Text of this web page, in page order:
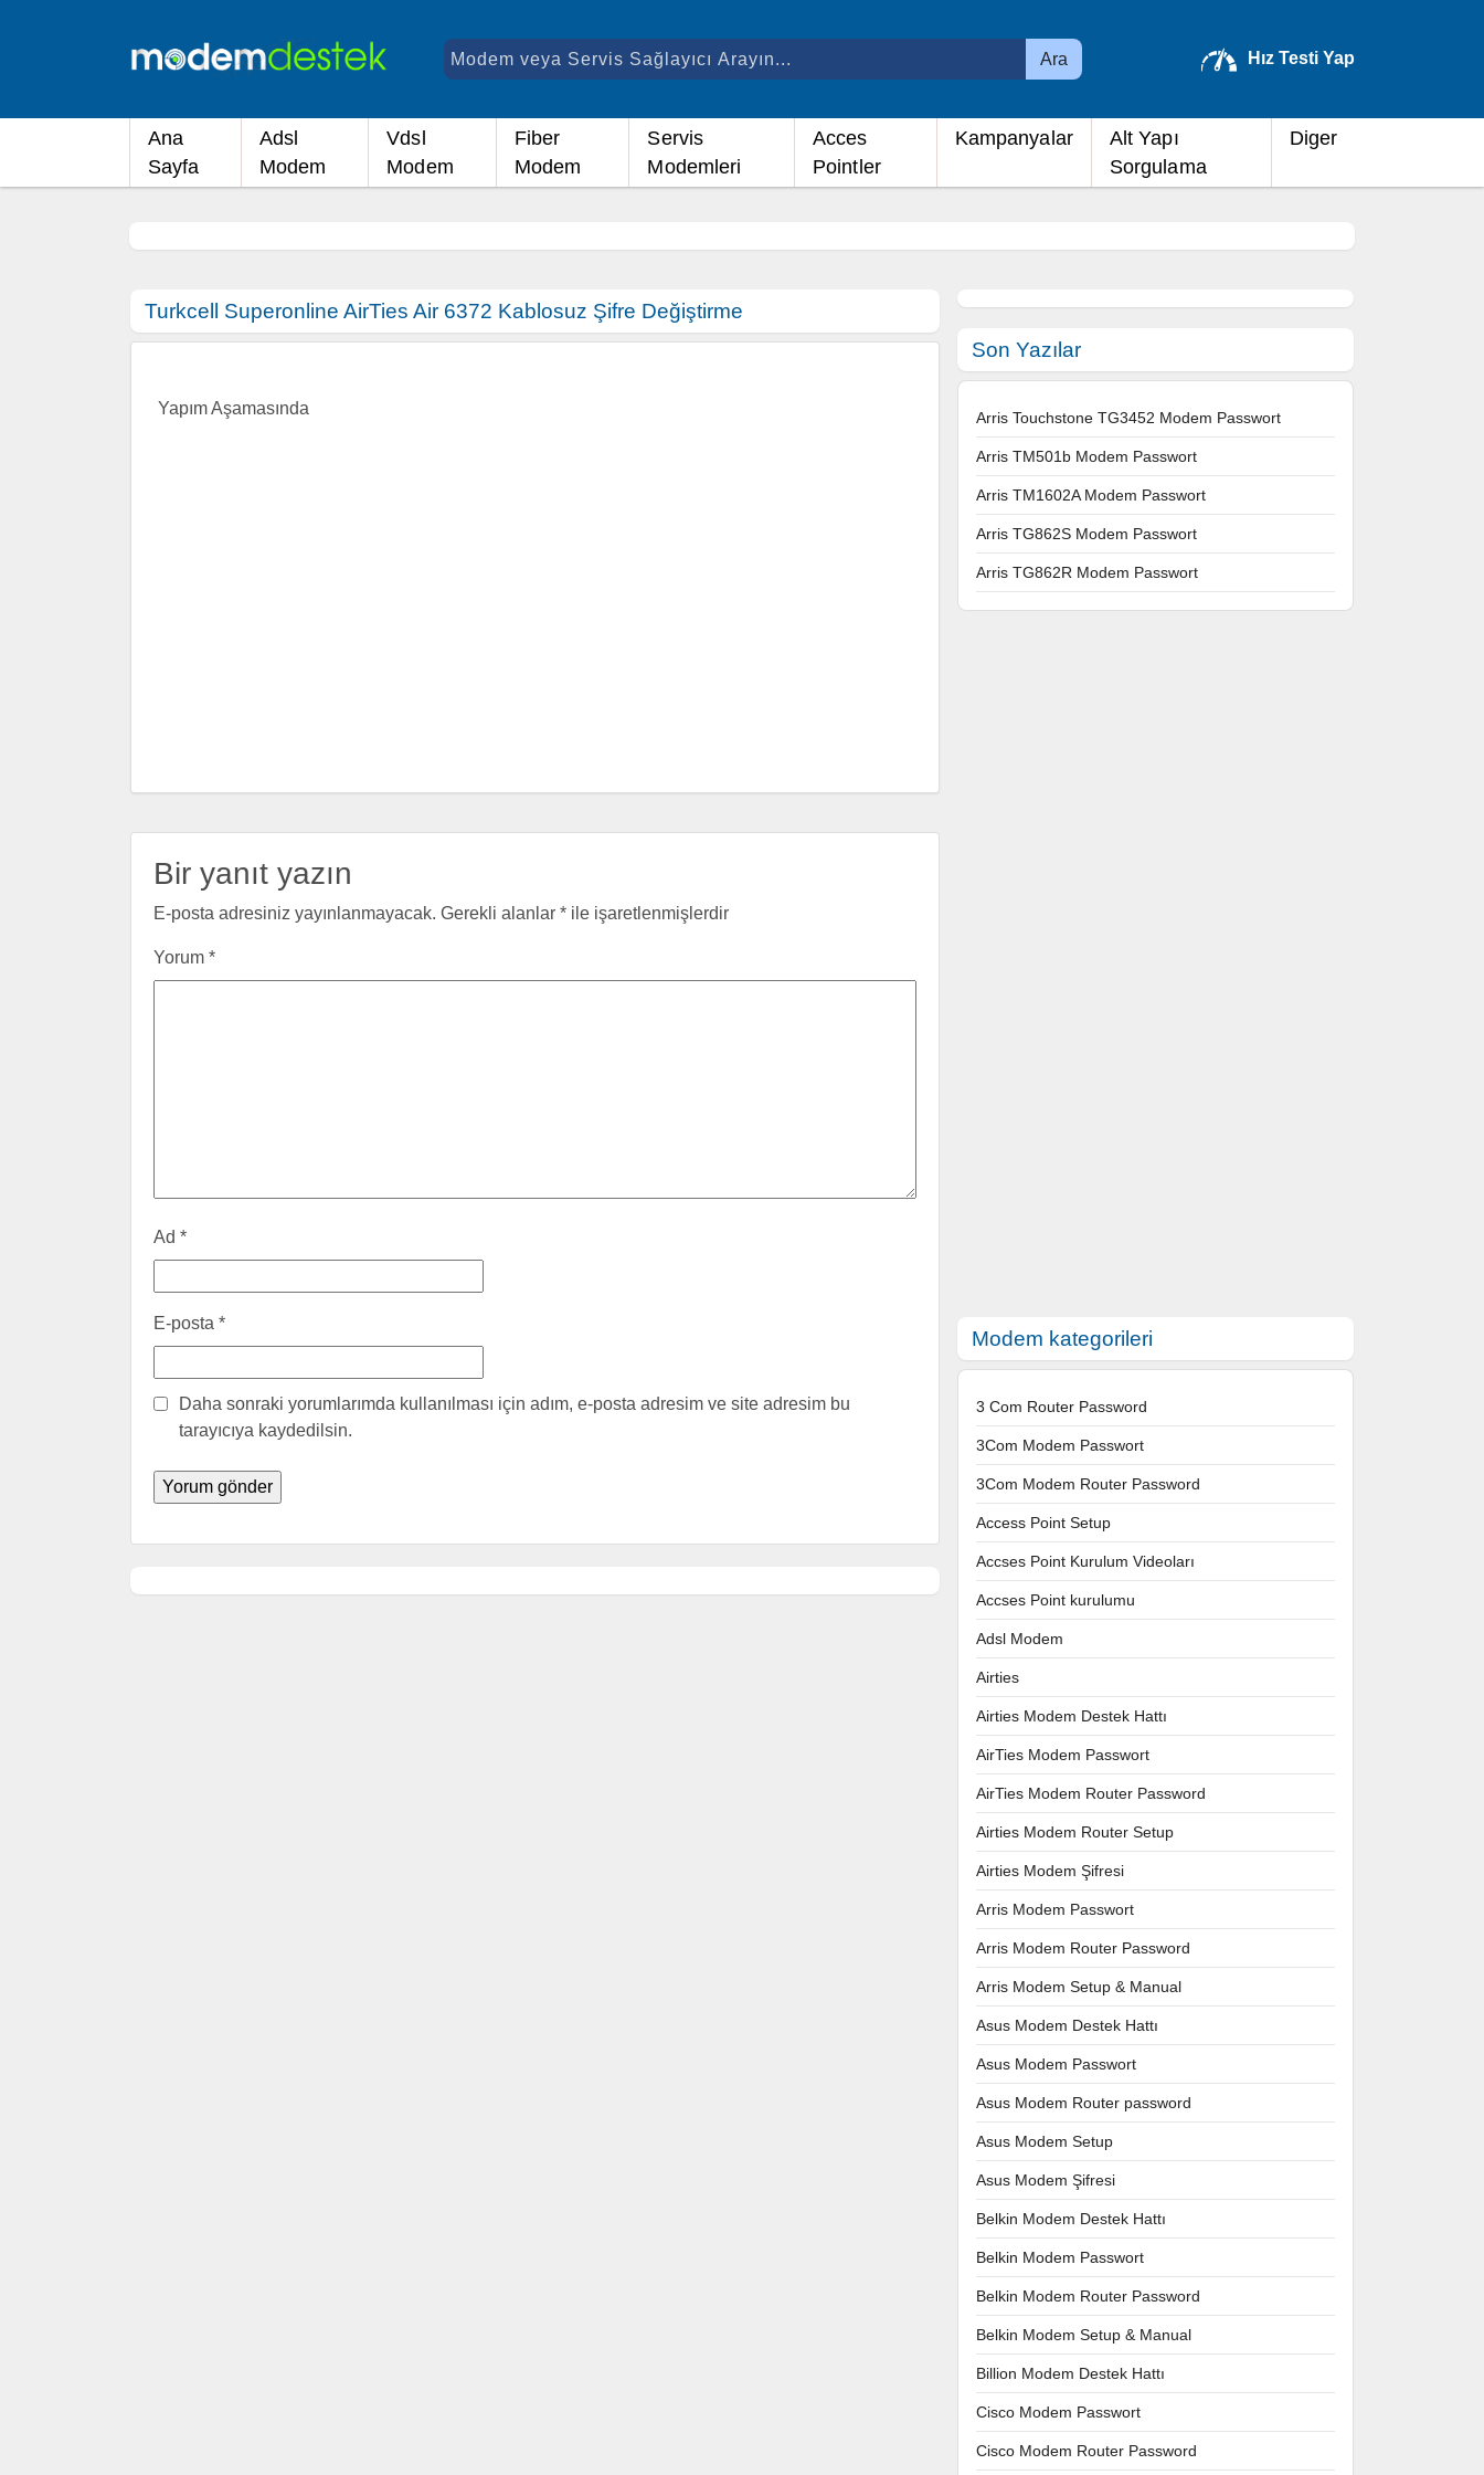
Ara Hız Testi Yap
Ana
Sayfa
Adsl
Modem
Vdsl
Modem
Fiber
Modem
Servis
Modemleri
Acces
Pointler
Kampanyalar
Alt Yapı
Sorgulama
Diger
Turkcell Superonline AirTies Air 6372 Kablosuz Şifre Değiştirme
Yapım Aşamasında
Bir yanıt yazın
E-posta adresiniz yayınlanmayacak. Gerekli alanlar * ile işaretlenmişlerdir
Yorum *
Ad *
E-posta *
Daha sonraki yorumlarımda kullanılması için adım, e-posta adresim ve site adresim bu
tarayıcıya kaydedilsin.
Son Yazılar
Arris Touchstone TG3452 Modem Passwort
Arris TM501b Modem Passwort
Arris TM1602A Modem Passwort
Arris TG862S Modem Passwort
Arris TG862R Modem Passwort
Modem kategorileri
3 Com Router Password
3Com Modem Passwort
3Com Modem Router Password
Access Point Setup
Accses Point Kurulum Videoları
Accses Point kurulumu
Adsl Modem
Airties
Airties Modem Destek Hattı
AirTies Modem Passwort
AirTies Modem Router Password
Airties Modem Router Setup
Airties Modem Şifresi
Arris Modem Passwort
Arris Modem Router Password
Arris Modem Setup & Manual
Asus Modem Destek Hattı
Asus Modem Passwort
Asus Modem Router password
Asus Modem Setup
Asus Modem Şifresi
Belkin Modem Destek Hattı
Belkin Modem Passwort
Belkin Modem Router Password
Belkin Modem Setup & Manual
Billion Modem Destek Hattı
Cisco Modem Passwort
Cisco Modem Router Password